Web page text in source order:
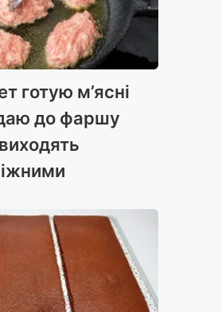
готую м’ясні
до фаршу